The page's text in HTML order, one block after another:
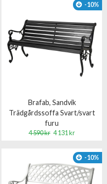
Brafab, Sandvik
Trädgårdssoffa Svart/svart
furu
4 590 kr 4 131 kr
-10%
-10%